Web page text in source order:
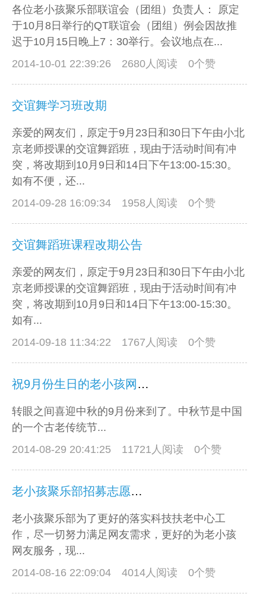
各位老小孩聚乐部联谊会（团组）负责人： 原定
于10月8日举行的QT联谊会（团组）例会因故推
迟于10月15日晚上7：30举行。会议地点在...
2014-10-01 22:39:26
2680人阅读 0个赞
交谊舞学习班改期
亲爱的网友们，原定于9月23日和30日下午由小北
京老师授课的交谊舞蹈班，现由于活动时间有冲
突，将改期到10月9日和14日下午13:00-15:30。
如有不便，还...
2014-09-28 16:09:34
1958人阅读 0个赞
交谊舞蹈班课程改期公告
亲爱的网友们，原定于9月23日和30日下午由小北
京老师授课的交谊舞蹈班，现由于活动时间有冲
突，将改期到10月9日和14日下午13:00-15:30。
如有...
2014-09-18 11:34:22
1767人阅读 0个赞
祝9月份生日的老小孩网友们生日快乐！
转眼之间喜迎中秋的9月份来到了。中秋节是中国
的一个古老传统节...
2014-08-29 20:41:25
11721人阅读 0个赞
老小孩聚乐部招募志愿者啦
老小孩聚乐部为了更好的落实科技扶老中心工
作，尽一切努力满足网友需求，更好的为老小孩
网友服务，现...
2014-08-16 22:09:04
4014人阅读 0个赞